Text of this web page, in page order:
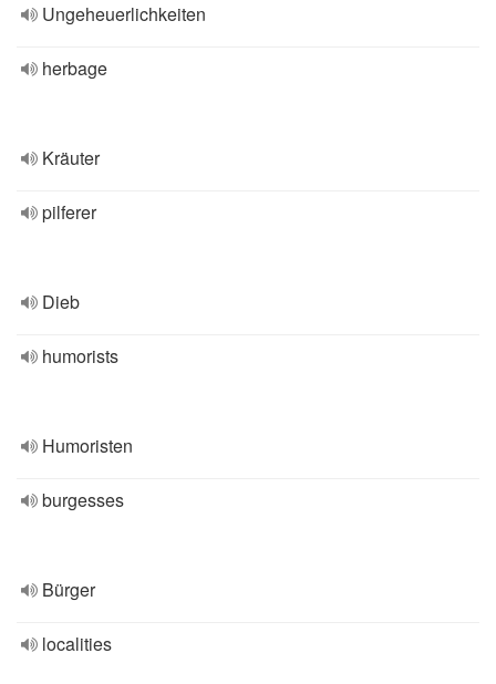
Ungeheuerlichkeiten
herbage
Kräuter
pilferer
Dieb
humorists
Humoristen
burgesses
Bürger
localities